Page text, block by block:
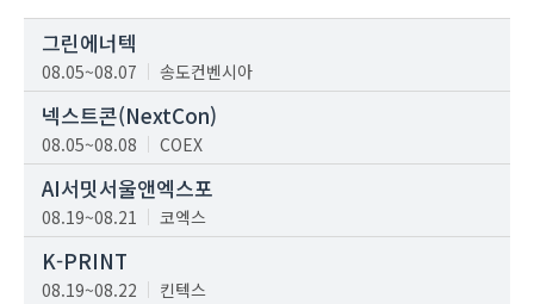
그린에너텍
08.05~08.07 송도컨벤시아
넥스트콘(NextCon)
08.05~08.08 COEX
AI서밋서울앤엑스포
08.19~08.21 코엑스
K-PRINT
08.19~08.22 킨텍스